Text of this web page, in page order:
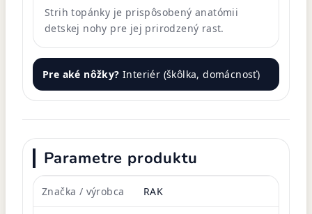
Strih topánky je prispôsobený anatómii
detskej nohy pre jej prirodzený rast.
Pre aké nôžky? Interiér (škôlka, domácnosť)
Parametre produktu
Značka / výrobca RAK